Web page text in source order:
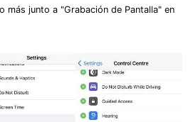
más junto a "Grabación de Pantalla" en